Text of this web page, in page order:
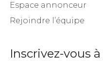
Espace annonceur
Rejoindre l’équipe
Inscrivez-vous